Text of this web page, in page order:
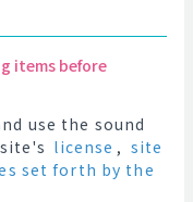
items before
use the sound
license , site
set forth by the